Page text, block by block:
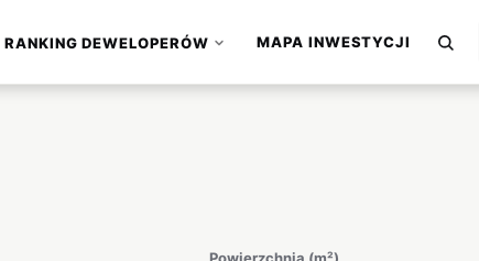
RANKING DEWELOPERÓW
▾ MAPA INWESTYCJI